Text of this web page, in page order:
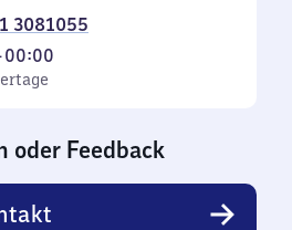
3081055
00:00
oder Feedback